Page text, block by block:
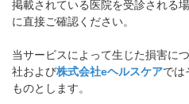
掲載されている医院を受診される
に直接ご確認ください。
当サービスによって生じた損害に
社および株式会社eヘルスケアでは
ものとします。